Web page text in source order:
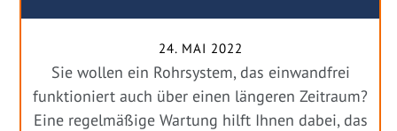
24. MAI 2022
Sie wollen ein Rohrsystem, das einwandfrei
funktioniert auch über einen längeren Zeitraum?
Eine regelmäßige Wartung hilft Ihnen dabei, das